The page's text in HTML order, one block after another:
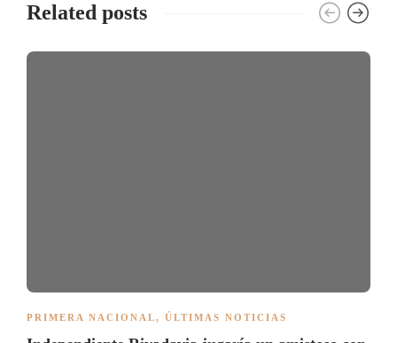
Related posts
PRIMERA NACIONAL, ÚLTIMAS NOTICIAS